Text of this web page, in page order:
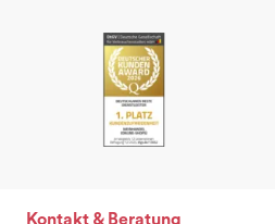
Kontakt & Beratung